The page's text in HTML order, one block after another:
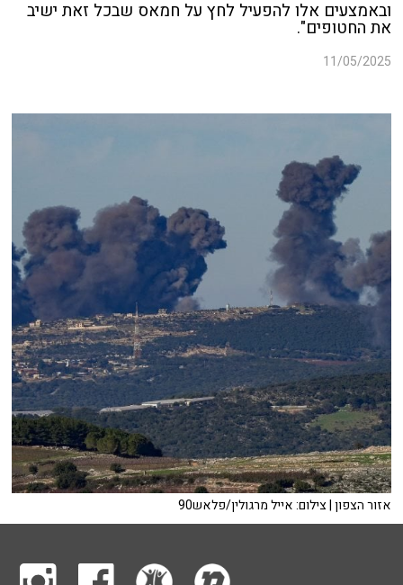
ובאמצעים אלו להפעיל לחץ על חמאס שבכל זאת ישיב
את החטופים".
11/05/2025
אזור הצפון | צילום: אייל מרגולין/פלאש90